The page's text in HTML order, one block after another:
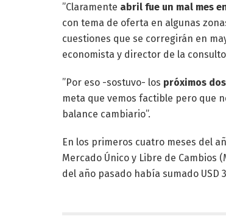
”Claramente abril fue un mal mes
con tema de oferta en algunas
cuestiones que se corregirán en
economista y director de la
”Por eso -sostuvo- los próximos
meta que vemos factible pero que
balance cambiario”.
En los primeros cuatro meses del
Mercado Único y Libre de Cambios
del año pasado había sumado USD